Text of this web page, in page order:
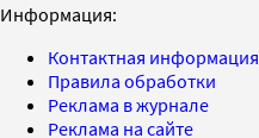
Информация:
Контактная информация
Правила обработки
Реклама в журнале
Реклама на сайте